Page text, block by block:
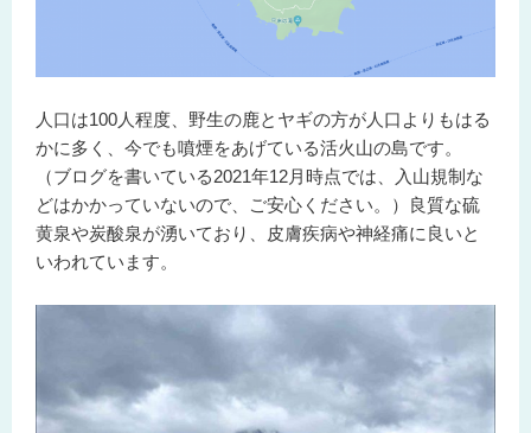
人口は100人程度、野生の鹿とヤギの方が人口よりもはる
かに多く、今でも噴煙をあげている活火山の島です。
（ブログを書いている2021年12月時点では、入山規制な
どはかかっていないので、ご安心ください。）良質な硫
黄泉や炭酸泉が湧いており、皮膚疾病や神経痛に良いと
いわれています。